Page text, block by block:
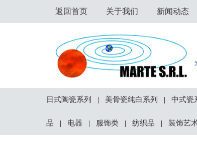
返回首页 关于我们 新闻动态
日式陶瓷系列 美骨瓷纯白系列 中式瓷
品 电器 服饰类 纺织品 装饰艺